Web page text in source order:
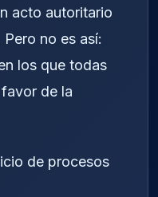
acto autoritario
no es así:
los que todas
de la
de procesos